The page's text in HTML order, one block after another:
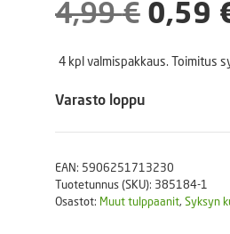
4,99€
hinta
4,99
0,59
4 kpl valmispakkaus. Toimitus
Varasto loppu
EAN: 5906251713230
Tuotetunnus (SKU): 385184-1
Osastot: Muut tulppaanit, Syksyn